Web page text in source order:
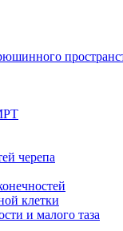
черепа
клетки
и малого таза